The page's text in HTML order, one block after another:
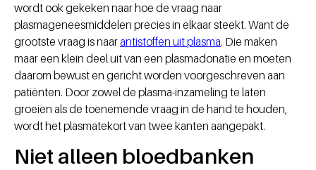
wordt ook gekeken naar hoe de vraag naar
plasmageneesmiddelen precies in elkaar steekt. Want de
grootste vraag is naarantistoffen uit plasma. Die maken
maar een klein deel uit van een plasmadonatie en moeten
daarom bewust en gericht worden voorgeschreven aan
patiënten. Door zowel de plasma-inzameling te laten
groeien als de toenemende vraag in de hand te houden,
wordt het plasmatekort van twee kanten aangepakt.
Niet alleen bloedbanken